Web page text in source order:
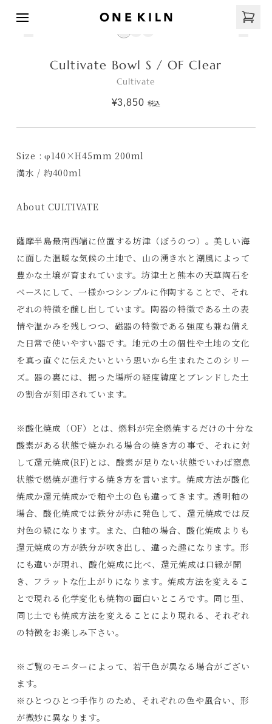
Products
Journals
Contact
プライバシーポリシー
特定商取引法に基づく表記
Cultivate Bowl S / OF Clear
Cultivate
¥3,850 税込
Size : φ140×H45mm 200ml
満水 / 約400ml
About CULTIVATE
薩摩半島最南西端に位置する坊津（ぼうのつ）。美しい海
に面した温暖な気候の土地で、山の湧き水と潮風によって
豊かな土壌が育まれています。坊津土と熊本の天草陶石を
ベースにして、一様かつシンプルに作陶することで、それ
ぞれの特徴を醸し出しています。陶器の特徴である土の表
情や温かみを残しつつ、磁器の特徴である強度も兼ね備え
た日常で使いやすい器です。地元の土の個性や土地の文化
を真っ直ぐに伝えたいという思いから生まれたこのシリー
ズ。器の裏には、掘った場所の経度緯度とブレンドした土
の割合が刻印されています。
※酸化焼成（OF）とは、燃料が完全燃焼するだけの十分な
酸素がある状態で焼かれる場合の焼き方の事で、それに対
して還元焼成(RF)とは、酸素が足りない状態でいわば窒息
状態で燃焼が進行する焼き方を言います。焼成方法が酸化
焼成か還元焼成かで釉や土の色も違ってきます。透明釉の
場合、酸化焼成では鉄分が赤に発色して、還元焼成では反
対色の緑になります。また、白釉の場合、酸化焼成よりも
還元焼成の方が鉄分が吹き出し、違った趣になります。形
にも違いが現れ、酸化焼成に比べ、還元焼成は口縁が開
き、フラットな仕上がりになります。焼成方法を変えるこ
とで現れる化学変化も焼物の面白いところです。同じ型、
同じ土でも焼成方法を変えることにより現れる、それぞれ
の特徴をお楽しみ下さい。
※ご覧のモニターによって、若干色が異なる場合がござい
ます。
※ひとつひとつ手作りのため、それぞれの色や風合い、形
が微妙に異なります。